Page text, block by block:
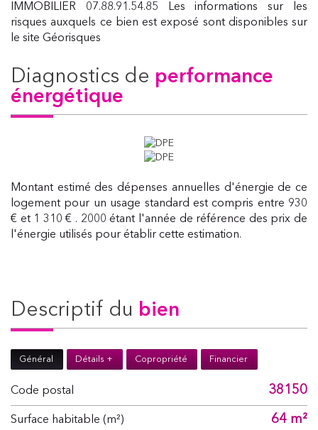
IMMOBILIER 07.88.91.54.85 Les informations sur les
risques auxquels ce bien est exposé sont disponibles sur
le site Géorisques
diagnostics de performance
énergétique
Montant estimé des dépenses annuelles d'énergie de ce
logement pour un usage standard est compris entre 930
€ et 1 310 € . 2000 étant l'année de référence des prix de
l'énergie utilisés pour établir cette estimation.
descriptif du bien
Général Détails + Copropriété Financier
Code postal 38150
Surface habitable (m²) 64 m²